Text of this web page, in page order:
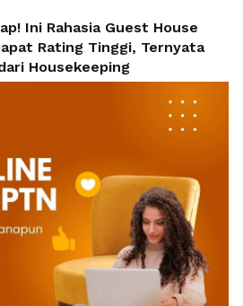
Ini Rahasia Guest House
Rating Tinggi, Ternyata
Housekeeping